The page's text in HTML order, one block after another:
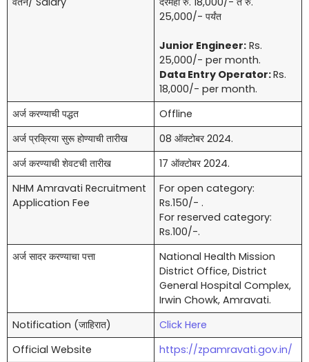
25,000/- पर्यंत
Junior Engineer: Rs.
25,000/- per month.
Data Entry Operator:Rs.
18,000/- per month.
अर्ज करण्याची पद्धत
Offline
अर्ज प्रक्रिया सुरू होण्याची तारीख
08 ऑक्टोबर 2024.
अर्ज करण्याची शेवटची तारीख
17 ऑक्टोबर 2024.
NHM Amravati Recruitment
Application Fee
For open category:
Rs.150/- .
For reserved category:
Rs.100/-.
अर्ज सादर करण्याचा पत्ता
National Health Mission
District Office, District
General Hospital Complex,
Irwin Chowk, Amravati.
Notification (जाहिरात)
Click Here
Official Website
https://zpamravati.gov.in/